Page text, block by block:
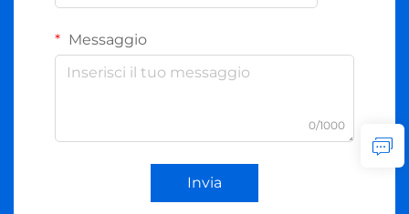
Messaggio
0/1000
Invia